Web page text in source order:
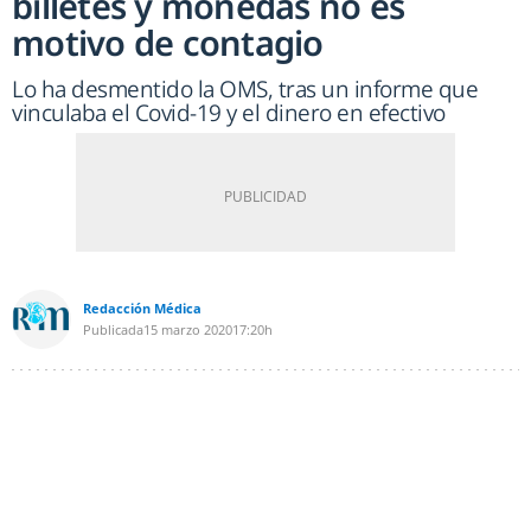
motivo de contagio
Lo ha desmentido la OMS, tras un informe que
vinculaba el Covid-19 y el dinero en efectivo
Redacción Médica
Publicada15 marzo 202017:20h